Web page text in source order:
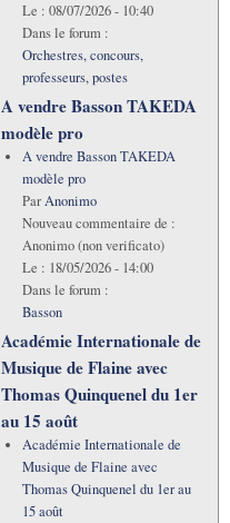
Le : 08/07/2026 - 10:40
Dans le forum :
Orchestres, concours,
professeurs, postes
A vendre Basson TAKEDA
modèle pro
A vendre Basson TAKEDA
modèle pro
ParAnonimo
Nouveau commentaire de :
Anonimo (non verificato)
Le : 18/05/2026 - 14:00
Dans le forum :
Basson
Académie Internationale de
Musique de Flaine avec
Thomas Quinquenel du 1er
au 15 août
Académie Internationale de
Musique de Flaine avec
Thomas Quinquenel du 1er au
15 août